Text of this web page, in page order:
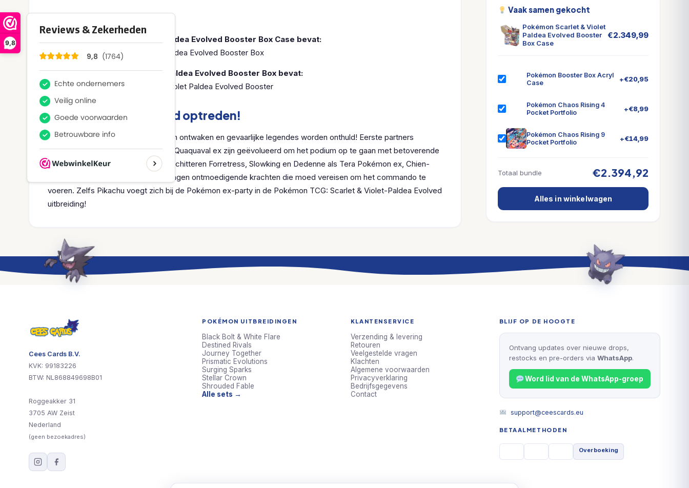
9,8
Over dit product
De Pokémon Scarlet & Violet Paldea Evolved Booster Box Case bevat:
6x Pokémon Scarlet & Violet Paldea Evolved Booster Box
Een Pokémon Scarlet & Violet Paldea Evolved Booster Box bevat:
36x Pokémon TCG: Scarlet & Violet Paldea Evolved Booster
Beveel een opzwepend optreden!
De energie stijgt als nieuwe krachten ontwaken en gevaarlijke legendes worden onthuld! Eerste partners
Meowscarada ex, Skeledirge ex en Quaquaval ex zijn geëvolueerd om het podium op te gaan met betoverende
magie, zang en dans. Ondertussen schitteren Forretress, Slowking en Dedenne als Tera Pokémon ex, Chien-
Pao ex, Ting-Lu ex, en anderen brengen ontmoedigende krachten die moed vereisen om het commando te
voeren. Zelfs Pikachu voegt zich bij de Pokémon ex-party in de Pokémon TCG: Scarlet & Violet-Paldea Evolved
uitbreiding!
Vaak samen gekocht
Pokémon Scarlet & Violet
Paldea Evolved Booster
Box Case
€2.349,99
Pokémon Booster Box Acryl
Case
+€20,95
Pokémon Chaos Rising 4
Pocket Portfolio
+€8,99
Pokémon Chaos Rising 9
Pocket Portfolio
+€14,99
Totaal bundle €2.394,92
Alles in winkelwagen
Cees Cards B.V.
KVK: 99183226
BTW: NL868849698B01
Roggeakker 31
3705 AW Zeist
Nederland
(geen bezoekadres)
POKÉMON UITBREIDINGEN
Black Bolt & White Flare
Destined Rivals
Journey Together
Prismatic Evolutions
Surging Sparks
Stellar Crown
Shrouded Fable
Alle sets →
KLANTENSERVICE
Verzending & levering
Retouren
Veelgestelde vragen
Klachten
Algemene voorwaarden
Privacyverklaring
Bedrijfsgegevens
Contact
BLIJF OP DE HOOGTE
Ontvang updates over nieuwe drops,
restocks en pre-orders via WhatsApp.
Word lid van de WhatsApp-groep
support@ceescards.eu
BETAALMETHODEN
Overboeking